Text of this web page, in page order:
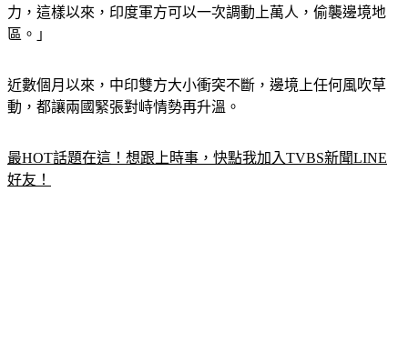
區。」
動，都讓兩國緊張對峙情勢再升溫。
好友！